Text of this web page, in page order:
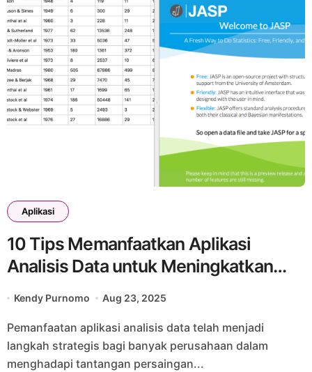
Aplikasi
10 Tips Memanfaatkan Aplikasi
Analisis Data untuk Meningkatkan
Produktivitas Tim
Kendy Purnomo Aug 23, 2025
Pemanfaatan aplikasi analisis data telah menjadi
langkah strategis bagi banyak perusahaan dalam
menghadapi tantangan persaingan...